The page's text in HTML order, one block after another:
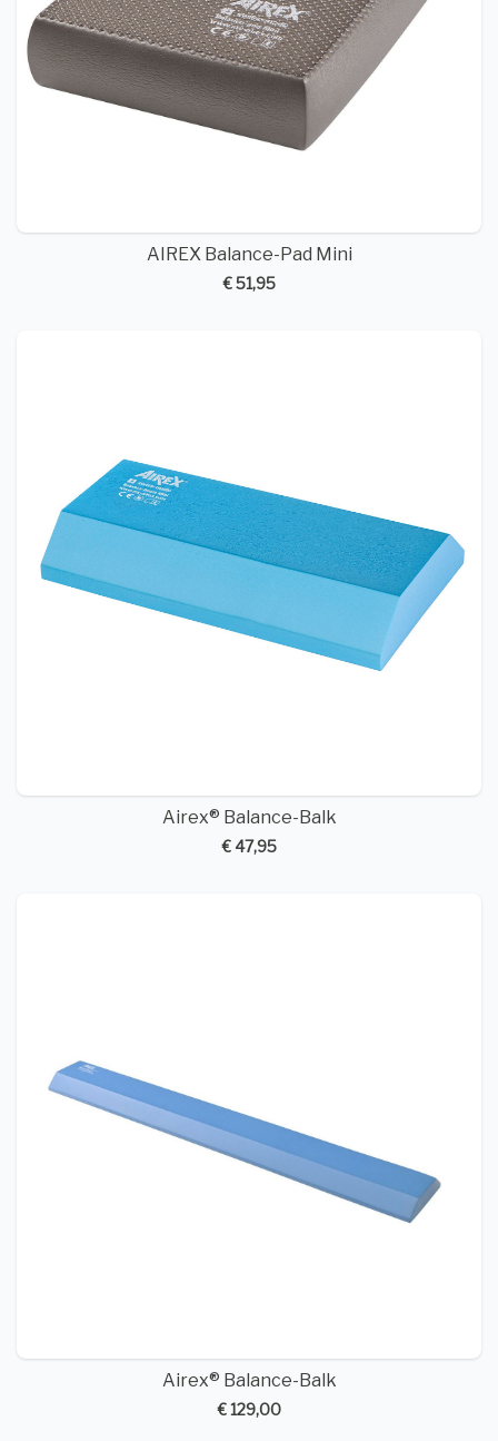
AIREX Balance-Pad Mini
€ 51,95
Airex® Balance-Balk
€ 47,95
Airex® Balance-Balk
€ 129,00